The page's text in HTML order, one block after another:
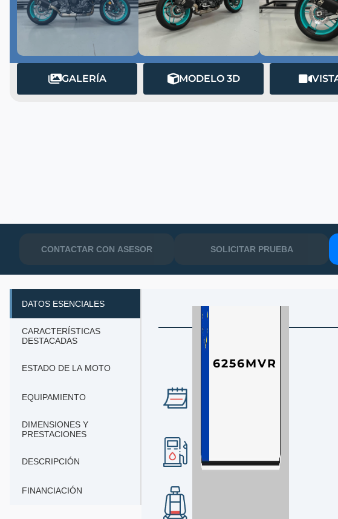
GALERÍA MODELO 3D
CONTACTAR CON ASESOR SOLICITAR PRUEBA
DATOS ESENCIALES
CARACTERÍSTICAS
DESTACADAS
ESTADO DE LA MOTO
EQUIPAMIENTO
DIMENSIONES Y
PRESTACIONES
DESCRIPCIÓN
FINANCIACIÓN
6256MVR
gasolina